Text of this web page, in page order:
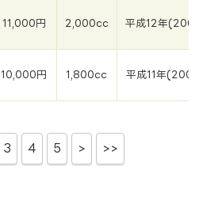
11,000円 2,000cc 平成12年
10,000円 1,800cc 平成11年(2000
3 4 5 > >>